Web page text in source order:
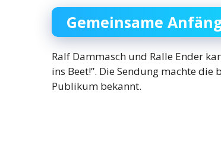
Gemeinsame
Ralf Dammasch und Ralle Ender
ins Beet!”. Die Sendung machte
Publikum bekannt.